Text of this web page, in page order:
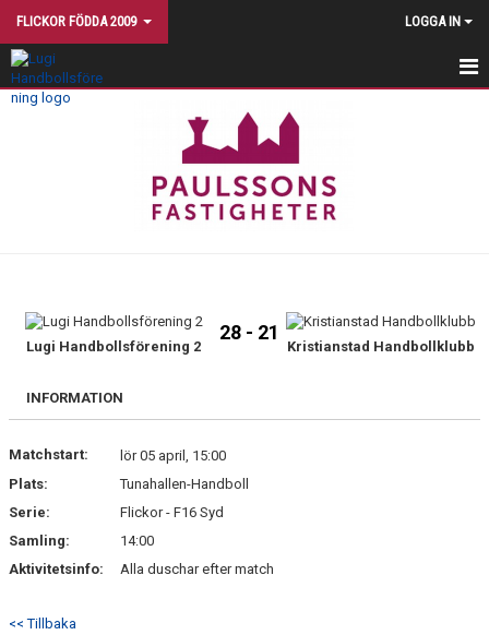
FLICKOR FÖDDA 2009 LOGGA IN
START
MATCHER
KONTAKT
BILDGALLERI
Lugi Handbollsförening 2
28 - 21
Kristianstad Handbollklubb
INFORMATION
Matchstart:
lör 05 april, 15:00
Plats:
Tunahallen-Handboll
Serie:
Flickor - F16 Syd
Samling:
14:00
Aktivitetsinfo:
Alla duschar efter match
<< Tillbaka